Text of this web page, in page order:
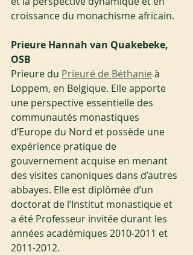
croissance du monachisme africain.
Prieure Hannah van Quakebeke,
OSB
Prieure du Prieuré de Béthanie à
Loppem, en Belgique. Elle apporte
une perspective essentielle des
communautés monastiques
d’Europe du Nord et possède une
expérience pratique de
gouvernement acquise en menant
des visites canoniques dans d’autres
abbayes. Elle est diplômée d’un
doctorat de l’Institut monastique et
a été Professeur invitée durant les
années académiques 2010-2011 et
2011-2012.